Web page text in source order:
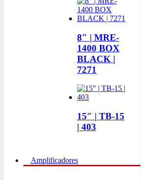
8″ | MRE-
1400 BOX
BLACK |
7271
15″ | TB-15
| 403
Amplificadores